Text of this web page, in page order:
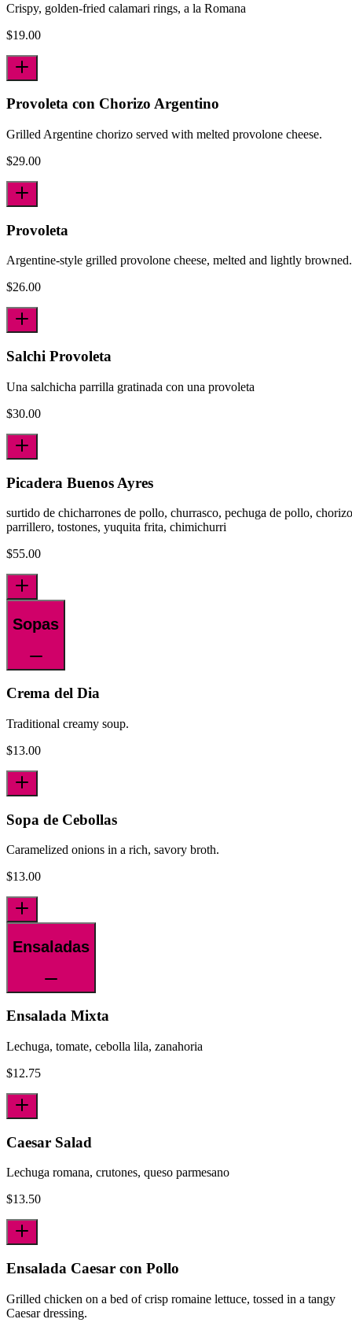
Crispy, golden-fried calamari rings, a la Romana
$19.00
Provoleta con Chorizo Argentino
Grilled Argentine chorizo served with melted provolone cheese.
$29.00
Provoleta
Argentine-style grilled provolone cheese, melted and lightly browned.
$26.00
Salchi Provoleta
Una salchicha parrilla gratinada con una provoleta
$30.00
Picadera Buenos Ayres
surtido de chicharrones de pollo, churrasco, pechuga de pollo, chorizo
parrillero, tostones, yuquita frita, chimichurri
$55.00
Sopas
Crema del Dia
Traditional creamy soup.
$13.00
Sopa de Cebollas
Caramelized onions in a rich, savory broth.
$13.00
Ensaladas
Ensalada Mixta
Lechuga, tomate, cebolla lila, zanahoria
$12.75
Caesar Salad
Lechuga romana, crutones, queso parmesano
$13.50
Ensalada Caesar con Pollo
Grilled chicken on a bed of crisp romaine lettuce, tossed in a tangy
Caesar dressing.